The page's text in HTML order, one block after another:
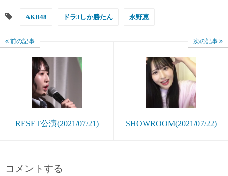
AKB48 ドラ3しか勝たん 永野恵
前の記事
RESET公演(2021/07/21)
次の記事
SHOWROOM(2021/07/22)
コメントする